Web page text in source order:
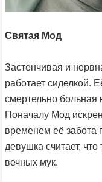
Святая Мод
Застенчивая и
работает сиделкой.
смертельно
Поначалу Мод
временем её забота
девушка считает,
вечных мук.